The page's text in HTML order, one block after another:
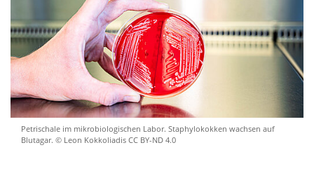
Petrischale im mikrobiologischen Labor. Staphylokokken wachsen auf
Blutagar. © Leon Kokkoliadis CC BY-ND 4.0